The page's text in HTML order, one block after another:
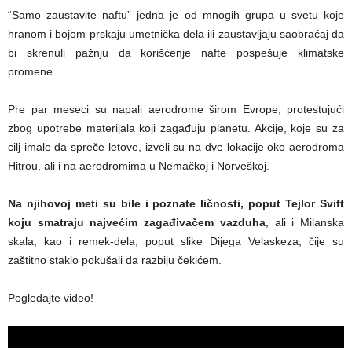
“Samo zaustavite naftu” jedna je od mnogih grupa u svetu koje
hranom i bojom prskaju umetnička dela ili zaustavljaju saobraćaj da
bi skrenuli pažnju da korišćenje nafte pospešuje klimatske
promene.
Pre par meseci su napali aerodrome širom Evrope, protestujući
zbog upotrebe materijala koji zagađuju planetu. Akcije, koje su za
cilj imale da spreče letove, izveli su na dve lokacije oko aerodroma
Hitrou, ali i na aerodromima u Nemačkoj i Norveškoj.
Na njihovoj meti su bile i poznate ličnosti, poput Tejlor Svift
koju smatraju najvećim zagađivačem vazduha, ali i Milanska
skala, kao i remek-dela, poput slike Dijega Velaskeza, čije su
zaštitno staklo pokušali da razbiju čekićem.
Pogledajte video!